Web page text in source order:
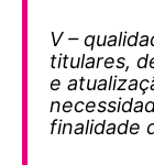
V –
titulares,
e
finalidade